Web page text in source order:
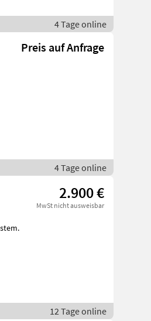
4 Tage online
Preis auf Anfrage
4 Tage online
2.900 €
MwSt nicht ausweisbar
12 Tage online